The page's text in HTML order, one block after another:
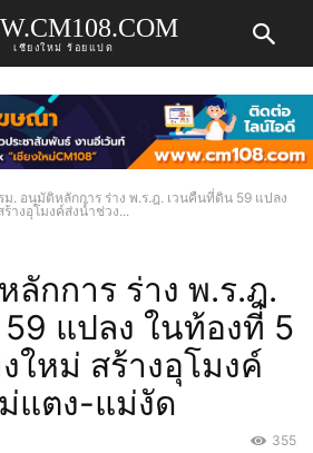
เชียงใหม่ ร้อยแปด
ม. อนุมัติหลักการ ร่าง พ.ร.ฎ. เวนคืนที่ดิน 59 แปลง
างอุโมงค์ส่งน้ำช่วง...
กการ ร่าง พ.ร.ฎ.
แปลง ในท้องที่ 5
ใหม่ สร้างอุโมงค์
แตง-แม่งัด
355